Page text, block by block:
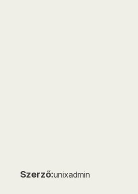
Szerző:unixadmin